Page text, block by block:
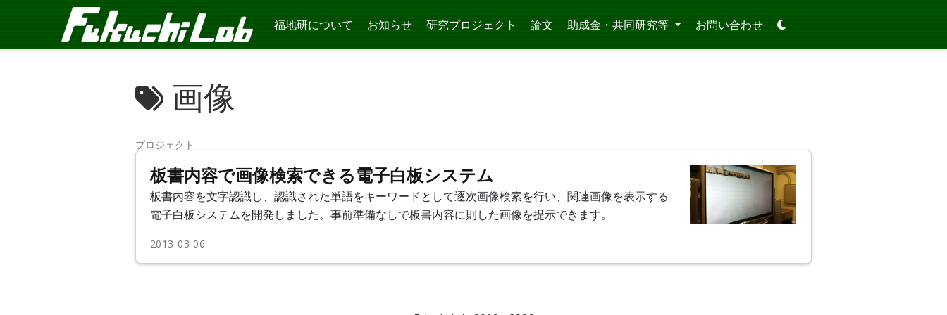
福地研について お知らせ 研究プロジェクト 論文 助成金・共同研究等 お問い合わせ
画像
プロジェクト
板書内容で画像検索できる電子白板システム
板書内容を文字認識し、認識された単語をキーワードとして逐次画像検索を行い、関連画像を表示する
電子白板システムを開発しました。事前準備なしで板書内容に則した画像を提示できます。
2013-03-06